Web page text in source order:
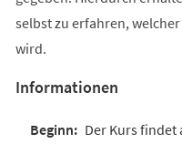
selbst zu erfahren,
wird.
Informationen
Der Kurs findet